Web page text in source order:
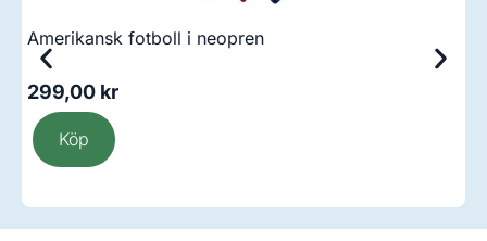
Amerikansk fotboll i neopren
299,00 kr
Köp